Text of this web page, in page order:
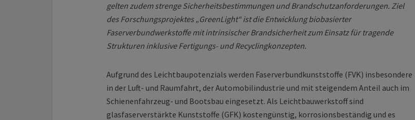
gelten zudem strenge Sicherheitsbestimmungen und Brandschutzanforderungen. Ziel
des Forschungsprojektes „GreenLight“ ist die Entwicklung biobasierter
Faserverbundwerkstoffe mit intrinsischer Brandsicherheit zum Einsatz für tragende
Strukturen inklusive Fertigungs- und Recyclingkonzepten.
Aufgrund des Leichtbaupotenzials werden Faserverbundkunststoffe (FVK) insbesondere
in der Luft- und Raumfahrt, der Automobilindustrie und mit steigendem Anteil auch im
Schienenfahrzeug- und Bootsbau eingesetzt. Als Leichtbauwerkstoff sind
glasfaserverstärkte Kunststoffe (GFK) kostengünstig, korrosionsbeständig und es